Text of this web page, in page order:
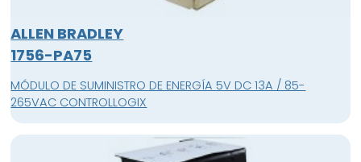
ALLEN BRADLEY
1756-PA75
MÓDULO DE SUMINISTRO DE ENERGÍA 5V DC 13A / 85-
265VAC CONTROLLOGIX